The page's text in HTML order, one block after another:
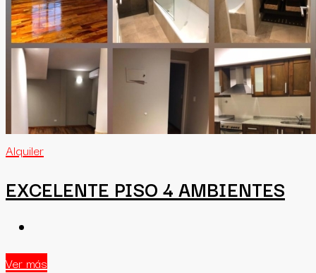
Alquiler
EXCELENTE PISO 4 AMBIENTES
Ver más